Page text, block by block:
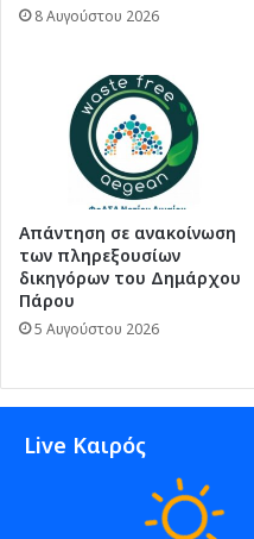
8 Αυγούστου 2026
Απάντηση σε ανακοίνωση
των πληρεξουσίων
δικηγόρων του Δημάρχου
Πάρου
5 Αυγούστου 2026
Live Καιρός